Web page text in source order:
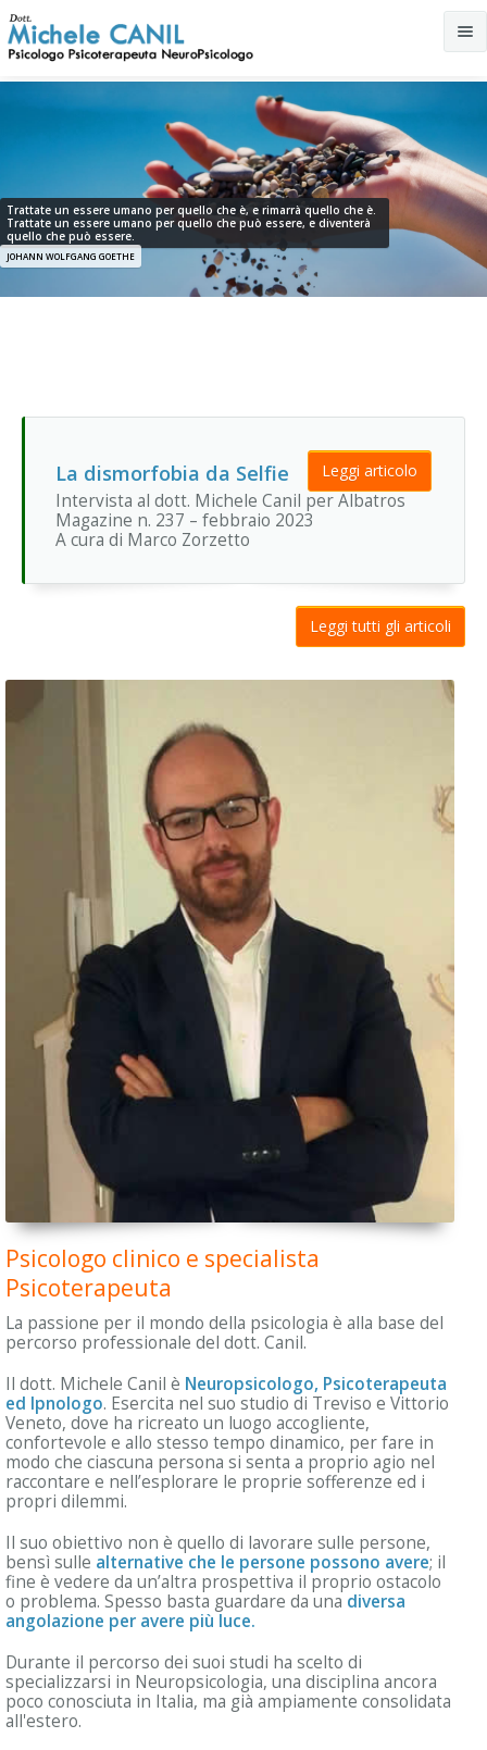
Mi occupo di
Disturbi d'ansia
Attacchi di panico
Disturbi psicosomatici
Rapporto genitori-figli
Gioco d'azzardo patologico
LO STUDIO
CONTATTI
Trattate un essere umano per quello che è, e rimarrà quello che è.
Trattate un essere umano per quello che può essere, e diventerà
quello che può essere.
JOHANN WOLFGANG GOETHE
Leggi articolo
La dismorfobia da Selfie
Intervista al dott. Michele Canil per Albatros
Magazine n. 237 – febbraio 2023
A cura di Marco Zorzetto
Leggi tutti gli articoli
Psicologo clinico e specialista
Psicoterapeuta
La passione per il mondo della psicologia è alla base del
percorso professionale del dott. Canil.
Il dott. Michele Canil è Neuropsicologo, Psicoterapeuta
ed Ipnologo. Esercita nel suo studio di Treviso e Vittorio
Veneto, dove ha ricreato un luogo accogliente,
confortevole e allo stesso tempo dinamico, per fare in
modo che ciascuna persona si senta a proprio agio nel
raccontare e nell’esplorare le proprie sofferenze ed i
propri dilemmi.
Il suo obiettivo non è quello di lavorare sulle persone,
bensì sulle alternative che le persone possono avere; il
fine è vedere da un’altra prospettiva il proprio ostacolo
o problema. Spesso basta guardare da una diversa
angolazione per avere più luce.
Durante il percorso dei suoi studi ha scelto di
specializzarsi in Neuropsicologia, una disciplina ancora
poco conosciuta in Italia, ma già ampiamente consolidata
all'estero.